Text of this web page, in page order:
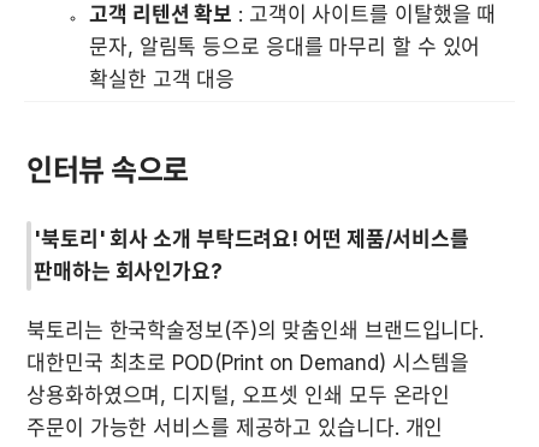
고객 리텐션 확보 : 고객이 사이트를 이탈했을 때
문자, 알림톡 등으로 응대를 마무리 할 수 있어
확실한 고객 대응
인터뷰 속으로
'북토리' 회사 소개 부탁드려요! 어떤 제품/서비스를
판매하는 회사인가요?
북토리는 한국학술정보(주)의 맞춤인쇄 브랜드입니다.
대한민국 최초로 POD(Print on Demand) 시스템을
상용화하였으며, 디지털, 오프셋 인쇄 모두 온라인
주문이 가능한 서비스를 제공하고 있습니다. 개인